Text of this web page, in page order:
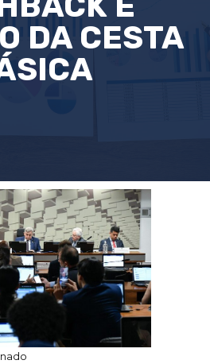
DA CESTA